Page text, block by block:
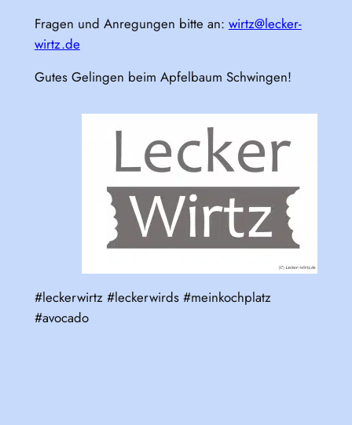
Fragen und Anregungen bitte an: wirtz@lecker-
wirtz.de
Gutes Gelingen beim Apfelbaum Schwingen!
#leckerwirtz #leckerwirds #meinkochplatz
#avocado